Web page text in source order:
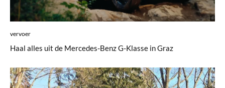
vervoer
Haal alles uit de Mercedes-Benz G-Klasse in Graz